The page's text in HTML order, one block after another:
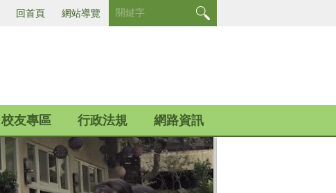
回首頁 網站導覽
校友專區 行政法規 網路資訊